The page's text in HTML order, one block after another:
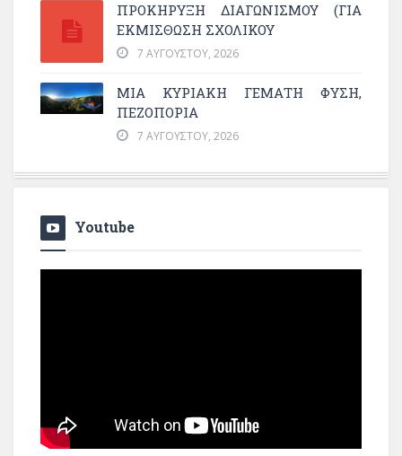
ΠΡΟΚΗΡΥΞΗ ΔΙΑΓΩΝΙΣΜΟΥ (ΓΙΑ
ΕΚΜΊΣΘΩΣΗ ΣΧΟΛΙΚΟΎ
7 ΑΥΓΟΎΣΤΟΥ, 2026
ΜΙΑ ΚΥΡΙΑΚΉ ΓΕΜΆΤΗ ΦΎΣΗ,
ΠΕΖΟΠΟΡΊΑ
7 ΑΥΓΟΎΣΤΟΥ, 2026
Youtube